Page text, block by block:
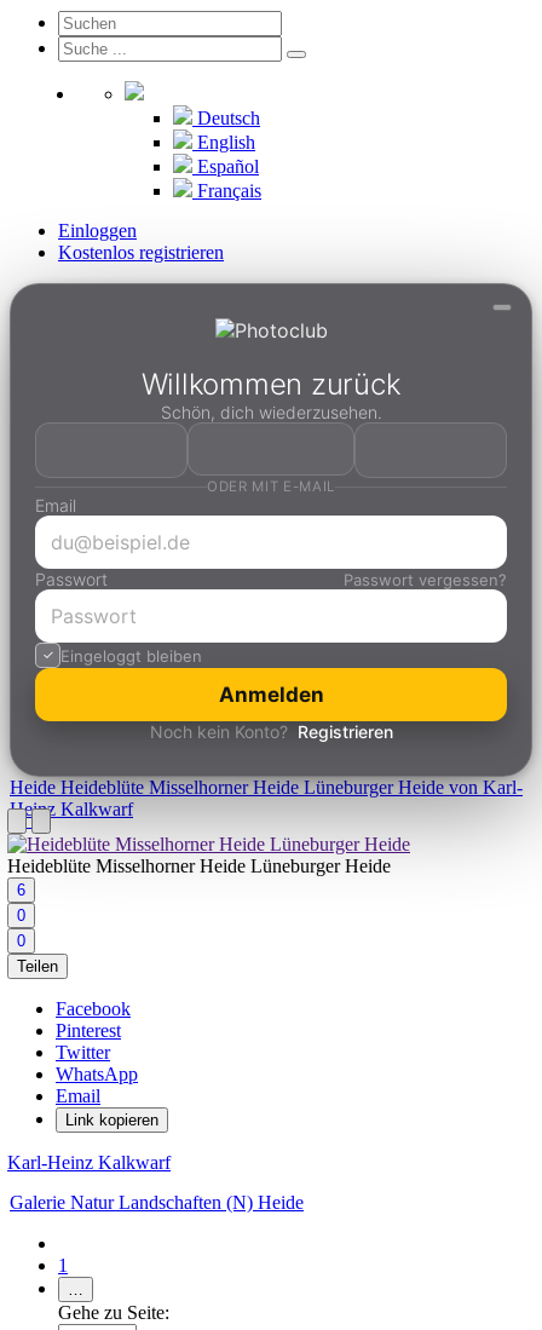
Deutsch
English
Español
Français
Einloggen
Kostenlos registrieren
Willkommen zurück
Schön, dich wiederzusehen.
ODER MIT E-MAIL
Email
Passwort Passwort vergessen?
Eingeloggt bleiben
Anmelden
Noch kein Konto? Registrieren
HeideHeideblüte Misselhorner Heide Lüneburger Heide von Karl-
Heinz Kalkwarf
Heideblüte Misselhorner Heide Lüneburger Heide
6
0
0
Teilen
Facebook
Pinterest
Twitter
WhatsApp
Email
Link kopieren
Karl-Heinz Kalkwarf
Galerie NaturLandschaften (N) Heide
1
…
Gehe zu Seite: